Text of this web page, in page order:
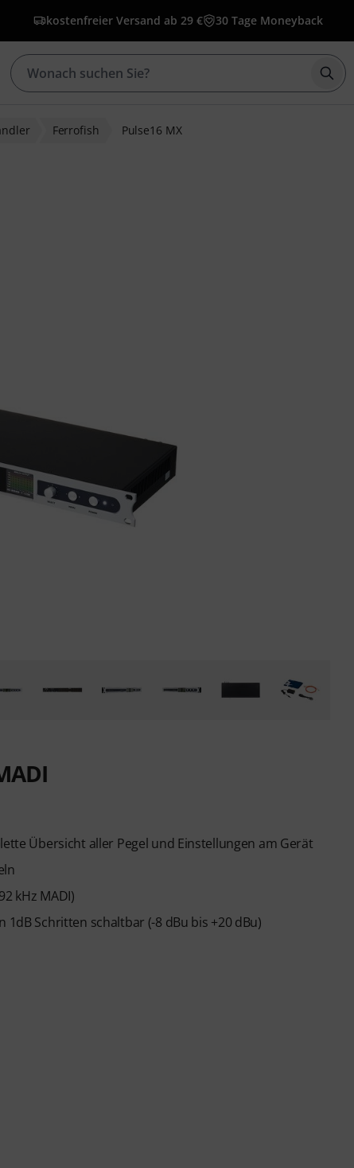
kostenfreier Versand ab 29 € 30 Tage Moneyback
Ferrofish Pulse16 MX
Übersicht aller Pegel und Einstellungen am Gerät
kHz MADI)
Schritten schaltbar (-8 dBu bis +20 dBu)